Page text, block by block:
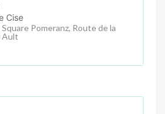
Cise
Pomeranz, Route de la
Ault